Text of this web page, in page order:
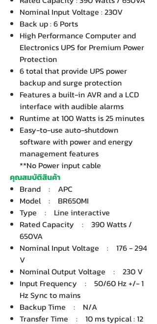
Nominal Input Voltage : 230V
Back up : 6 Ports
High Performance Computer and
Electronics UPS for Premium Power
Protection
6 total that provide UPS power
backup and surge protection
Features a built-in AVR and a LCD
interface with audible alarms
Runtime at 100 Watts is 25 minutes
Easy-to-use auto-shutdown
software with power and energy
management features
**No Power input cable
คุณสมบัติสินค้า
Brand : APC
Model : BR650MI
Type : Line interactive
Rated Capacity : 390 Watts /
650VA
Nominal Input Voltage : 176 - 294
V
Nominal Output Voltage : 230 V
Input Frequency : 50/60 Hz +/- 1
Hz Sync to mains
Backup Time : N/A
Transfer Time : 10 ms typical : 12